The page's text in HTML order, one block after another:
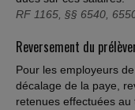
RF 1165, §§ 6540,
Reversement du
Pour les employeurs
décalage de la paye,
retenues effectuées